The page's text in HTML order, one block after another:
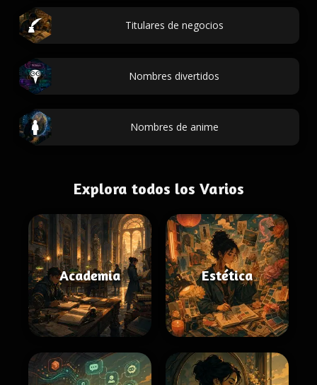
Titulares de negocios
Nombres divertidos
Nombres de anime
Explora todos los Varios
Academia Estética